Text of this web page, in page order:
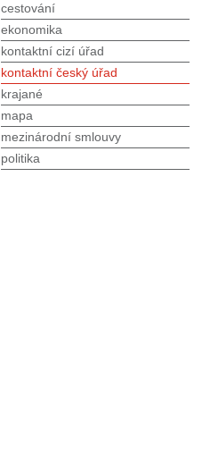
cestování
ekonomika
kontaktní cizí úřad
kontaktní český úřad
krajané
mapa
mezinárodní smlouvy
politika